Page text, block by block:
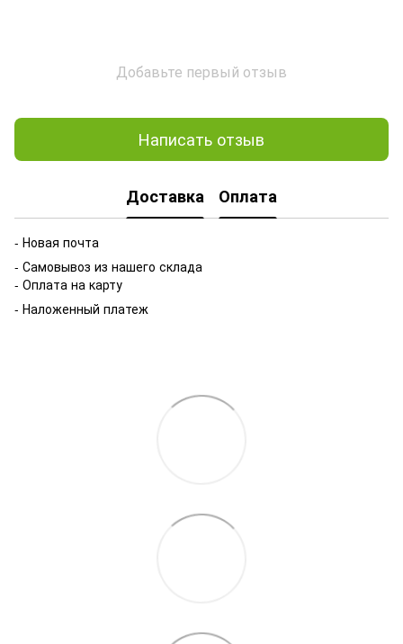
Добавьте первый отзыв
Написать отзыв
Доставка Оплата
- Новая почта
- Самовывоз из нашего склада
- Оплата на карту
- Наложенный платеж